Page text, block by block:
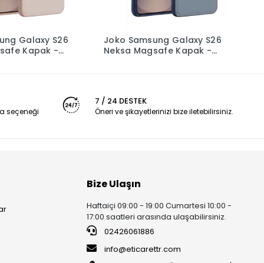
Galaxy S26
Kapak -
Joko Samsung Galaxy S26
Neksa Magsafe Kapak -
seçeneği
7 / 24 DESTEK
Öneri ve şikayetlerinizi bize iletebilirsiniz.
Bize Ulaşın
Haftaiçi 09:00 - 19:00 Cumartesi 10:00 -
17:00 saatleri arasında ulaşabilirsiniz.
02426061886
info@eticarettr.com